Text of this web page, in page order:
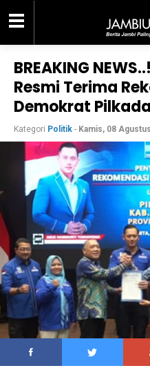
BREAKING
Resmi Terima
Demokrat
Kategori Politik - Kamis, 08